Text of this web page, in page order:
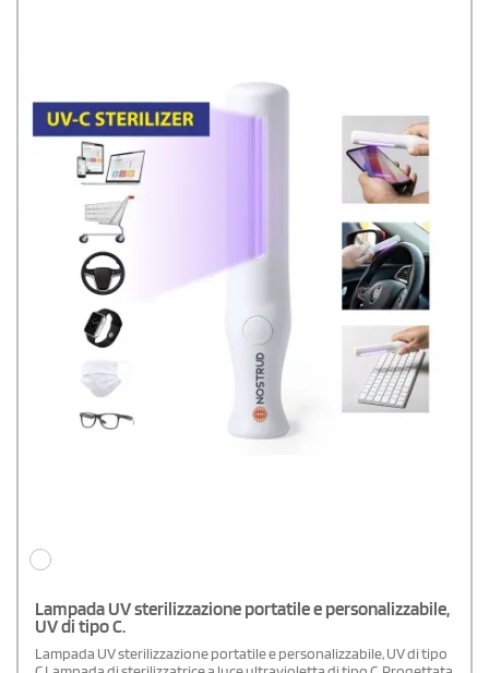
Lampada UV sterilizzazione portatile e personalizzabile,
UV di tipo C.
Lampada UV sterilizzazione portatile e personalizzabile, UV di tipo